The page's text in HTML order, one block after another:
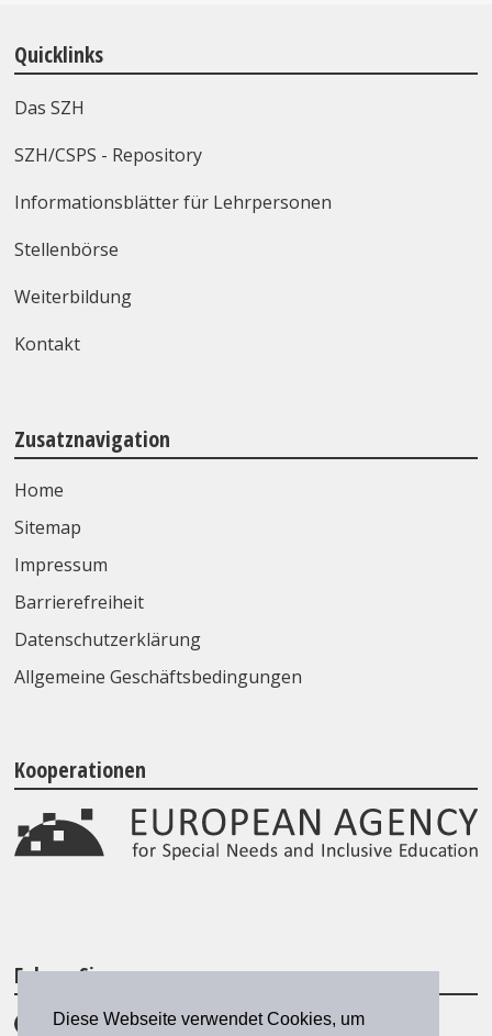
Diese Webseite verwendet Cookies, um
Quicklinks
Das SZH
SZH/CSPS - Repository
Informationsblätter für Lehrpersonen
Stellenbörse
Weiterbildung
Kontakt
Zusatznavigation
Home
Sitemap
Impressum
Barrierefreiheit
Datenschutzerklärung
Allgemeine Geschäftsbedingungen
Kooperationen
Folgen Sie uns